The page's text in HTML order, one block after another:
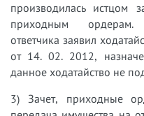
производилась истцом
приходным ордерам.
ответчика заявил
от 14. 02. 2012,
данное ходатайство не
3) Зачет, приходные